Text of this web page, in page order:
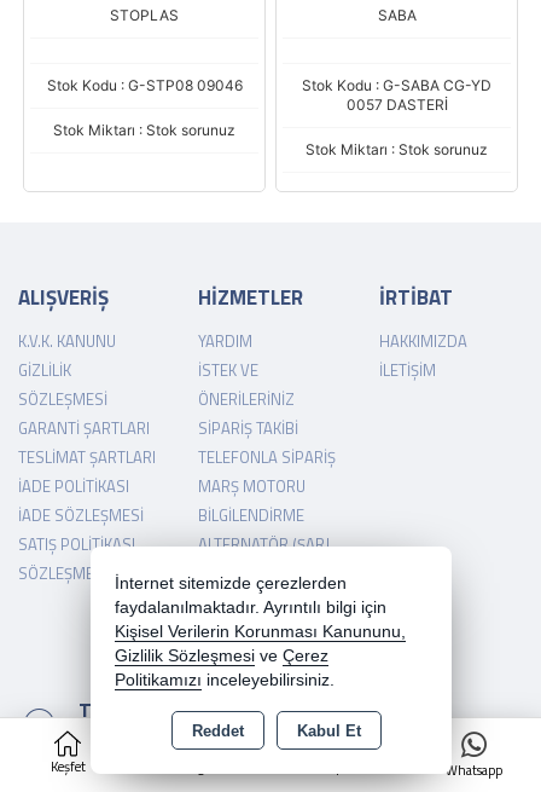
Keşfet
0
Whatsapp
STOPLAS
Stok Kodu : G-STP08 09046
Stok Miktarı : Stok sorunuz
SABA
Stok Kodu : G-SABA CG-YD
0057 DASTERİ
Stok Miktarı : Stok sorunuz
ALIŞVERİŞ
K.V.K. KANUNU
GIZLILIK
SÖZLEŞMESI
GARANTI ŞARTLARI
TESLIMAT ŞARTLARI
İADE POLITIKASI
İADE SÖZLEŞMESI
SATIŞ POLITIKASI
SÖZLEŞMESI
HİZMETLER
YARDIM
İSTEK VE
ÖNERILERINIZ
SIPARIŞ TAKIBI
TELEFONLA SIPARIŞ
MARŞ MOTORU
BILGILENDIRME
ALTERNATÖR (ŞARJ
DINAMOSU)
BILGILENDIRME
İRTİBAT
HAKKIMIZDA
İLETIŞIM
TELEFON
05544981917
İnternet sitemizde çerezlerden
faydalanılmaktadır. Ayrıntılı bilgi için
Kişisel Verilerin Korunması Kanununu,
Gizlilik Sözleşmesi ve Çerez
Politikamızı inceleyebilirsiniz.
Reddet Kabul Et